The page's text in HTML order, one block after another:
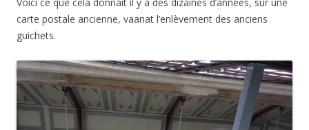
carte postale ancienne, vaanat l’enlèvement des anciens
guichets.